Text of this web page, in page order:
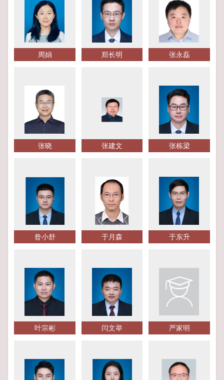
周娟 郑长明 张永磊
张晓 张建文 张栋梁
昝小舒 于月森 于东升
叶宗彬 闫文举 严家明